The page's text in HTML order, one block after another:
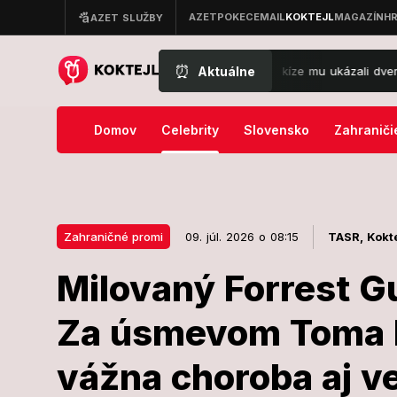
⏰ Aktuálne
Juraška to ťahá k politike: V Markíze mu ukázali dvere, príde
Domov Celebrity Slovensko
Zahraničné promi 09. júl. 2026 o 08:15 TASR,
Milovaný Forrest
Za úsmevom
vážna choroba aj
Zahraničné promi
Milovaný